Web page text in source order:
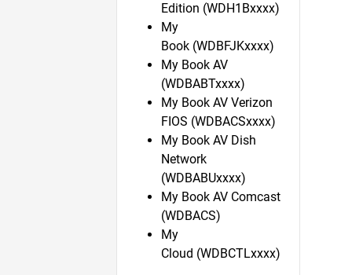
Edition (WDH1Bxxxx)
My
Book (WDBFJKxxxx)
My Book AV
(WDBABTxxxx)
My Book AV Verizon
FIOS (WDBACSxxxx)
My Book AV Dish
Network
(WDBABUxxxx)
My Book AV Comcast
(WDBACS)
My
Cloud (WDBCTLxxxx)